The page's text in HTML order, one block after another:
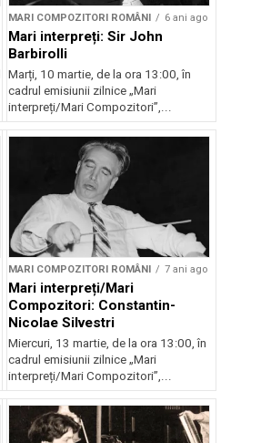
MARI COMPOZITORI ROMÂNI 6 ani ago
Mari interpreți: Sir John
Barbirolli
Marți, 10 martie, de la ora 13:00, în
cadrul emisiunii zilnice „Mari
interpreți/Mari Compozitori”,...
MARI COMPOZITORI ROMÂNI 7 ani ago
Mari interpreți/Mari
Compozitori: Constantin-
Nicolae Silvestri
Miercuri, 13 martie, de la ora 13:00, în
cadrul emisiunii zilnice „Mari
interpreți/Mari Compozitori”,...